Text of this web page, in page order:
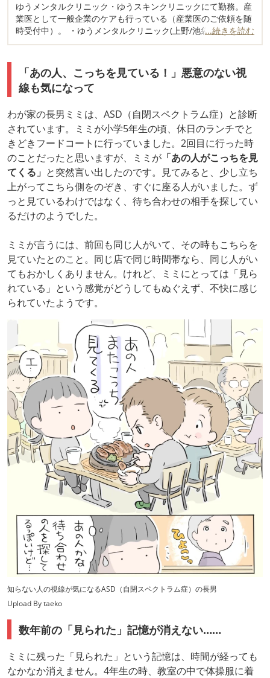
ゆうメンタルクリニック・ゆうスキンクリニックにて勤務。産
業医として一般企業のケアも行っている（産業医のご依頼を随
時受付中）。 ・ゆうメンタルクリニック(上野/池袋/新宿/渋谷/
秋葉原/品川/横浜/大宮/大阪/千葉/神戸三宮/京都/名古屋)：
浜)：https://yubt.net/ ・横浜ゆう訪問看護ステーション(不登
校、引きこもり、子育て中の保護者のカウンセリング等お気軽
に)：https://yokohama.yuik.net/shinyoko-houkan/
...続きを読む
「あの人、こっちを見ている！」悪意のない視
線も気になって
わが家の長男ミミは、ASD（自閉スペクトラム症）と診断
されています。ミミが小学5年生の頃、休日のランチでと
きどきフードコートに行っていました。2回目に行った時
のことだったと思いますが、ミミが 「あの人がこっちを見
てくる」 と突然言い出したのです。見てみると、少し立ち
上がってこちら側をのぞき、すぐに座る人がいました。ず
っと見ているわけではなく、待ち合わせの相手を探してい
るだけのようでした。
ミミが言うには、前回も同じ人がいて、その時もこちらを
見ていたとのこと。同じ店で同じ時間帯なら、同じ人がい
てもおかしくありません。けれど、ミミにとっては「見ら
れている」という感覚がどうしてもぬぐえず、不快に感じ
られていたようです。
知らない人の視線が気になるASD（自閉スペクトラム症）の長男
Upload By taeko
数年前の「見られた」記憶が消えない……
ミミに残った「見られた」という記憶は、時間が経っても
なかなか消えません。4年生の時、教室の中で体操服に着